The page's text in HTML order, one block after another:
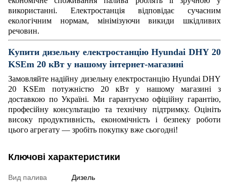
використанні. Електростанція відповідає сучасним
екологічним нормам, мінімізуючи викиди шкідливих
речовин.
Купити дизельну електростанцію Hyundai DHY 20
KSEm 20 кВт у нашому інтернет-магазині
Замовляйте надійну дизельну електростанцію Hyundai DHY
20 KSEm потужністю 20 кВт у нашому магазині з
доставкою по Україні. Ми гарантуємо офіційну гарантію,
професійну консультацію та технічну підтримку. Оцініть
високу продуктивність, економічність і безпеку роботи
цього агрегату — зробіть покупку вже сьогодні!
Ключові характеристики
Вид палива
Дизель